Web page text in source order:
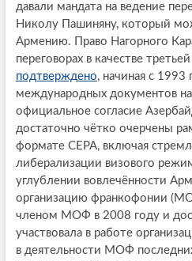
давали мандата на ведение
Николу Пашиняну, который
Армению. Право Нагорного
переговорах в качестве
подтверждено, начиная с 1993
международных документов
официальное согласие
достаточно чётко очерчены
формате CEPA, включая
либерализации визового
углублении вовлечённости
организацию франкофонии
членом МОФ в 2008 году и
участвовала в работе
в деятельности МОФ